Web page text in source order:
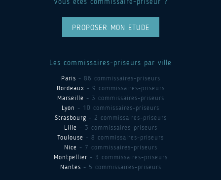
PROPOSER MON ETUDE
Les commissaires-priseurs par ville
Paris - 86 commissaires-priseurs
Bordeaux - 9 commissaires-priseurs
Marseille - 3 commissaires-priseurs
Lyon - 10 commissaires-priseurs
Strasbourg - 2 commissaires-priseurs
Lille - 3 commissaires-priseurs
Toulouse - 8 commissaires-priseurs
Nice - 7 commissaires-priseurs
Montpellier - 3 commissaires-priseurs
Nantes - 5 commissaires-priseurs